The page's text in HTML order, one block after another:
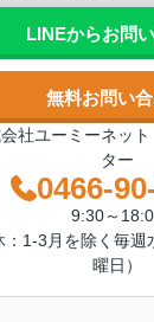
LINEからお問
無料お問い
社ユーミーネッ
ター
0466-
9:30～
：1-3月を除く毎
曜日）